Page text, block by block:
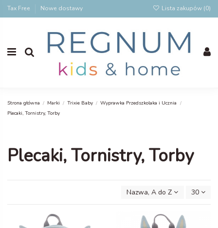
Tax Free Nowe dostawy Lista zakupów (0)
Strona główna Marki Trixie Baby
Wyprawka Przedszkolaka i Ucznia
Plecaki, Tornistry, Torby
Plecaki, Tornistry, Torby
Nazwa, A do Z 30